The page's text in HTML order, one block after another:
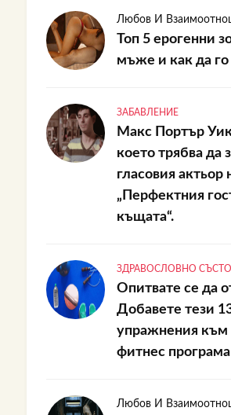
Любов И
Топ 5 ерогенни
мъже и как да
ЗАБАВЛЕНИЕ
Макс Портър
което трябва да
гласовия актьор
„Перфектния
къщата“.
ЗДРАВОСЛОВНО
Опитвате се да
Добавете тези
упражнения към
фитнес програма
Любов И